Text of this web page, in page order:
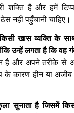
शक्ति है और हमें
नहीं पहुँचानी चाहिए।
खास व्यक्ति के
उन्हें लगता है कि वह
है और अपने तरीके से
कारण हीन या अजीब
सुनाता है जिसमें